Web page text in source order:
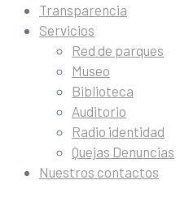
Transparencia
Servicios
Red de parques
Museo
Biblioteca
Auditorio
Radio identidad
Quejas Denuncias
Nuestros contactos